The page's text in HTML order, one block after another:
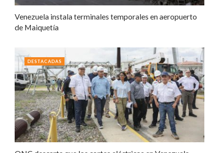
Venezuela instala terminales temporales en aeropuerto
de Maiquetía
DESTACADAS